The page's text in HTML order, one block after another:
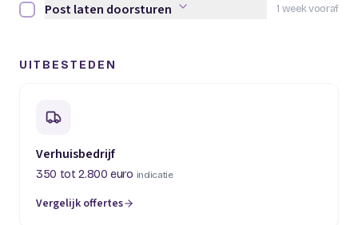
1 week vooraf
Post laten doorsturen afvinken
Post laten doorsturen
UITBESTEDEN
Verhuisbedrijf
350 tot 2.800 euro indicatie
Vergelijk offertes
(opent in een nieuw tabblad)